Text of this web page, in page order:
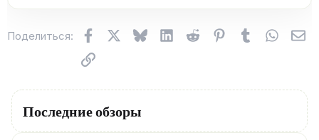
Поделиться: FacebookX (Twitter)
BlueskyLinkedInReddit Pinterest
Tumblr
Ссылка
Последние обзоры